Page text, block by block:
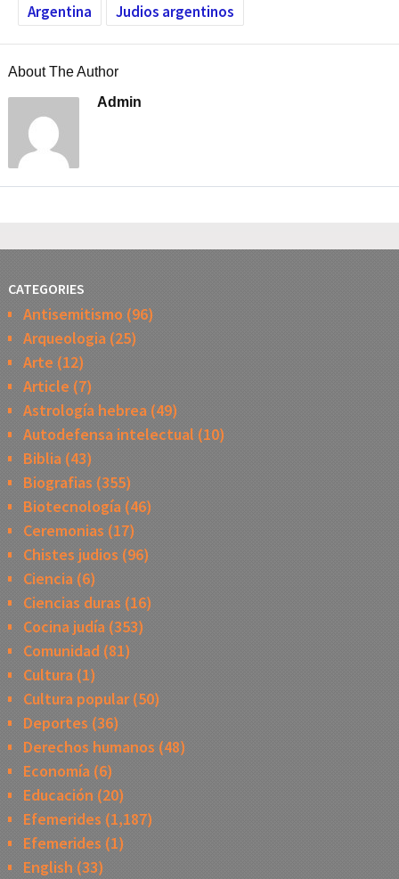
Argentina Judios argentinos
About The Author
Admin
CATEGORIES
Antisemitismo (96)
Arqueologia(25)
Arte (12)
Article (7)
Astrología hebrea(49)
Autodefensa intelectual (10)
Biblia(43)
Biografias (355)
Biotecnología(46)
Ceremonias (17)
Chistes judios (96)
Ciencia(6)
Ciencias duras (16)
Cocina judía(353)
Comunidad(81)
Cultura(1)
Cultura popular(50)
Deportes (36)
Derechos humanos (48)
Economía(6)
Educación (20)
Efemerides (1,187)
Efemerides (1)
English (33)